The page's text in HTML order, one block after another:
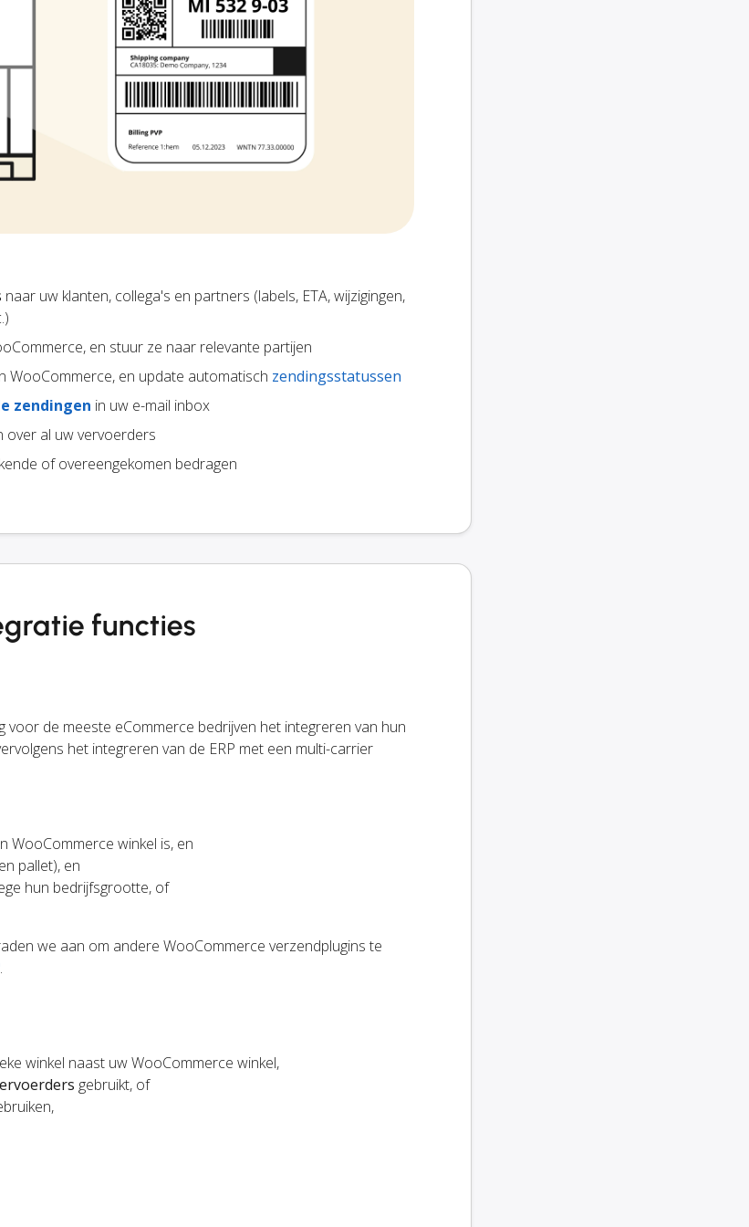
naar uw klanten, collega's en partners (labels, ETA, wijzigingen,
en stuur ze naar relevante partijen
WooCommerce, en update automatisch zendingsstatussen
zendingen in uw e-mail inbox
over al uw vervoerders
of overeengekomen bedragen
functies
de meeste eCommerce bedrijven het integreren van hun
het integreren van de ERP met een multi-carrier
WooCommerce winkel is, en
pallet), en
hun bedrijfsgrootte, of
we aan om andere WooCommerce verzendplugins te
.
winkel naast uw WooCommerce winkel,
gebruikt, of